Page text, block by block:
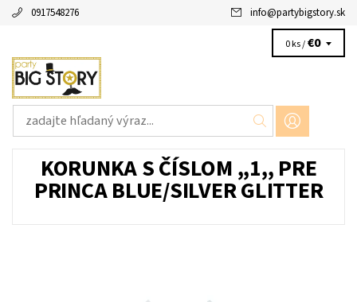
0917548276 info@partybigstory.sk
0 ks /€0
KORUNKA S ČÍSLOM ,,1,, PRE
PRINCA BLUE/SILVER GLITTER